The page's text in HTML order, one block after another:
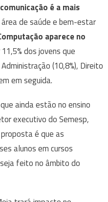
é a mais
de saúde e bem-estar
aparece no
dos jovens que
(10,8%), Direito
em seguida.
ainda estão no ensino
executivo do Semesp,
é que as
alunos em cursos
feito no âmbito do